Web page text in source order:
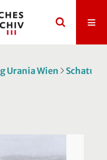
Urania Wien Schatulle